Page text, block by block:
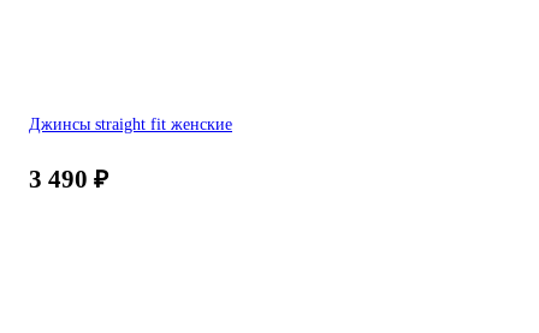
Джинсы straight fit женские
3 490 ₽